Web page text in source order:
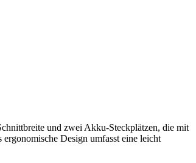
und zwei Akku-Steckplätzen, die mit
Design umfasst eine leicht